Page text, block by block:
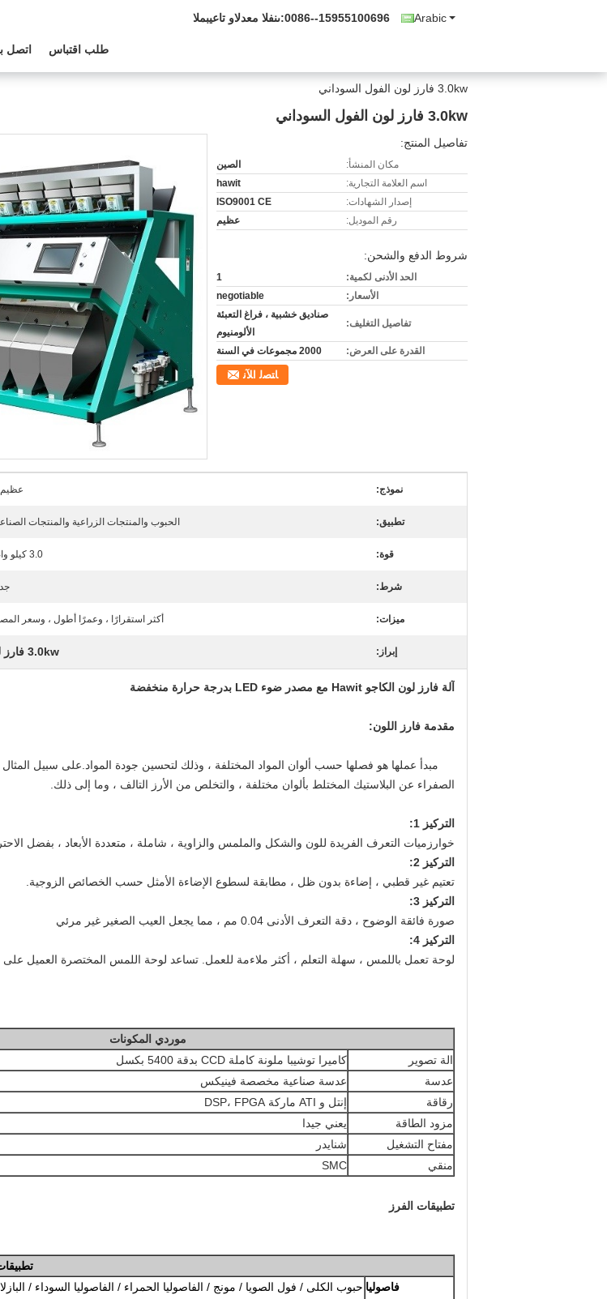
Arabic المبيعات والدعم الفنى:0086--15955100696
اتصل طلب اقتباس
3.0kw فارز لون الفول السوداني
3.0kw فارز لون الفول السوداني
تفاصيل المنتج:
مكان المنشأ:
الصين
اسم العلامة التجارية:
hawit
إصدار الشهادات:
ISO9001 CE
رقم الموديل:
عظيم
شروط الدفع والشحن:
الحد الأدنى لكمية:
1
الأسعار:
negotiable
تفاصيل التغليف:
صناديق خشبية ، فراغ التعبئة
الألومنيوم
القدرة على العرض:
2000 مجموعات في السنة
ﺎﺘﺼﻟ ﺍﻶﻧ
نموذج: عظيم 5
تطبيق: الحبوب والمنتجات الزراعية والمنتجات
قوة: 3.0 كيلو واط
شرط:
ميزات: أكثر استقرارًا ، وعمرًا أطول ، وسعر
إبراز: 3.0kw فارز لون الفول السوداني
آلة فارز لون الكاجو Hawit مع مصدر ضوء LED بدرجة حرارة منخفضة
مقدمة فارز اللون:
مبدأ عملها هو فصلها حسب ألوان المواد المختلفة ، وذلك لتحسين جودة المواد.على سبيل
الصفراء عن البلاستيك المختلط بألوان مختلفة ، والتخلص من الأرز التالف ، وما إلى ذلك.
التركيز 1:
خوارزميات التعرف الفريدة للون والشكل والملمس والزاوية ، شاملة ، متعددة الأبعاد ، بفضل
التركيز 2:
تعتيم غير قطبي ، إضاءة بدون ظل ، مطابقة لسطوع الإضاءة الأمثل حسب الخصائص الزوجية.
التركيز 3:
صورة فائقة الوضوح ، دقة التعرف الأدنى 0.04 مم ، مما يجعل العيب الصغير غير مرئي
التركيز 4:
لوحة تعمل باللمس ، سهلة التعلم ، أكثر ملاءمة للعمل. تساعد لوحة اللمس المختصرة العميل
موردي المكونات
الة تصوير
كاميرا توشيبا ملونة كاملة CCD بدقة 5400 بكسل
عدسة
عدسة صناعية مخصصة فينيكس
رقاقة
إنتل و ATI ماركة DSP، FPGA
مزود الطاقة
يعني جيدا
مفتاح التشغيل
شنايدر
منقي
SMC
تطبيقات الفرز
فاصوليا حبوب الكلى / فول الصويا / مونج / الفاصوليا الحمراء / الفاصوليا السوداء /